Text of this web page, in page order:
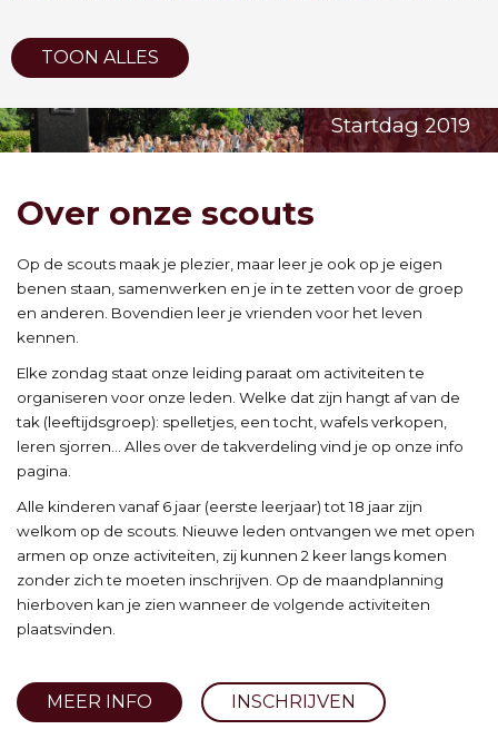
TOON ALLES
Startdag 2019
Over onze scouts
Op de scouts maak je plezier, maar leer je ook op je eigen
benen staan, samenwerken en je in te zetten voor de groep
en anderen. Bovendien leer je vrienden voor het leven
kennen.
Elke zondag staat onze leiding paraat om activiteiten te
organiseren voor onze leden. Welke dat zijn hangt af van de
tak (leeftijdsgroep): spelletjes, een tocht, wafels verkopen,
leren sjorren... Alles over de takverdeling vind je op onze info
pagina.
Alle kinderen vanaf 6 jaar (eerste leerjaar) tot 18 jaar zijn
welkom op de scouts. Nieuwe leden ontvangen we met open
armen op onze activiteiten, zij kunnen 2 keer langs komen
zonder zich te moeten inschrijven. Op de maandplanning
hierboven kan je zien wanneer de volgende activiteiten
plaatsvinden.
MEER INFO INSCHRIJVEN